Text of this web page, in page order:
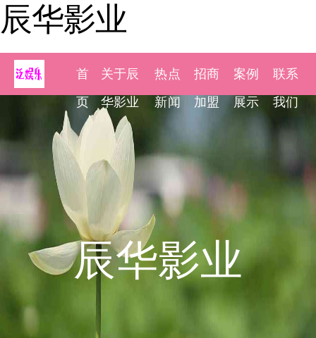
辰华影业
首
页
关于辰
华影业
热点
新闻
招商
加盟
案例
展示
联系
我们
辰华影业